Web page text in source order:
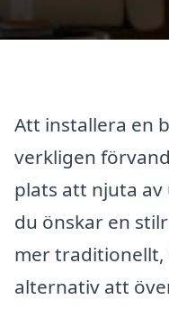
Att installera en
verkligen
plats att njuta
du önskar en
mer traditionellt,
alternativ att